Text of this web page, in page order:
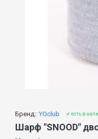
Бренд:: YOclub ✔ есть в
Шарф "SNOOD"